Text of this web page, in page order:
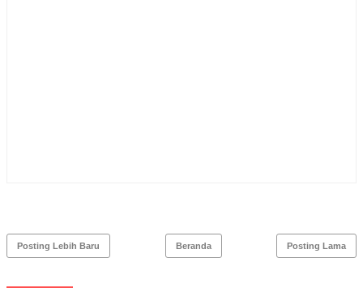
Posting Lebih Baru Posting Lama
Beranda